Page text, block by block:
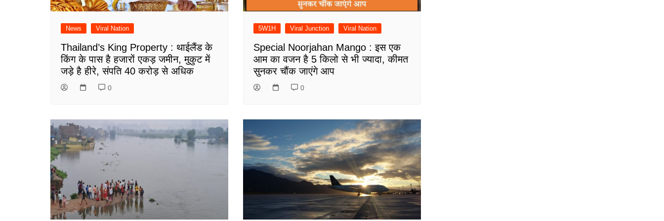
News Viral Nation
Thailand’s King Property : थाईलैंड के
किंग के पास है हजारों एकड़ जमीन, मुकुट में
जड़े है हीरे, संपति 40 करोड़ से अधिक
0
5W1H Viral Junction Viral Nation
Special Noorjahan Mango : इस एक
आम का वजन है 5 किलो से भी ज्यादा, कीमत
सुनकर चौंक जाएंगे आप
0